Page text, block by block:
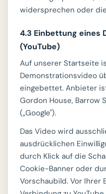
widersprechen oder
4.3 Einbettung eines
(YouTube)
Auf unserer Startseite
Demonstrationsvideo
eingebettet. Anbieter
Gordon House, Barrow
(„Google").
Das Video wird
ausdrücklichen
durch Klick auf die
Cookie-Banner oder
Vorschaubild. Vor Ihrer